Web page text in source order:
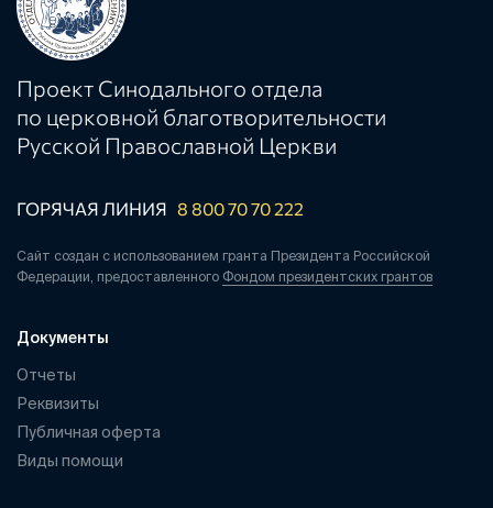
Проект Синодального отдела
по церковной благотворительности
Русской Православной Церкви
ГОРЯЧАЯ ЛИНИЯ 8 800 70 70 222
Сайт создан с использованием гранта Президента Российской
Федерации, предоставленного Фондом президентских грантов
Документы
Отчеты
Реквизиты
Публичная оферта
Виды помощи